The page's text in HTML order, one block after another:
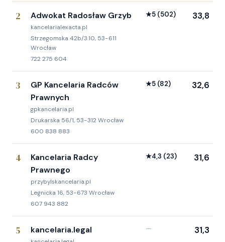
2 Adwokat Radosław Grzyb
kancelarialexacta.pl
Strzegomska 42b/3.10, 53-611
Wrocław
722 275 604
★5 (502) 33,8
3
GP Kancelaria Radców
Prawnych
gpkancelaria.pl
Drukarska 56/1, 53-312 Wrocław
600 838 883
★5 (82) 32,6
4
Kancelaria Radcy
Prawnego
przybylskancelaria.pl
Legnicka 16, 53-673 Wrocław
607 943 882
★4,3 (23) 31,6
5 kancelaria.legal — 31,3